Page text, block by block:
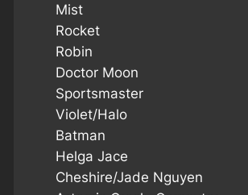
Mist
Rocket
Robin
Doctor Moon
Sportsmaster
Violet/Halo
Batman
Helga Jace
Cheshire/Jade Nguyen